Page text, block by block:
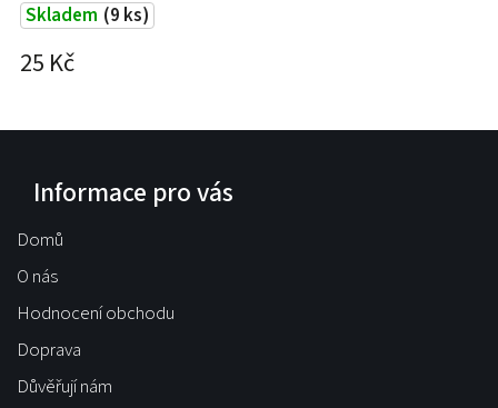
Skladem (9 ks)
25 Kč
Informace pro vás
Domů
O nás
Hodnocení obchodu
Doprava
Důvěřují nám